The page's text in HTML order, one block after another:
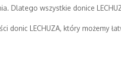
Dlatego wszystkie donice
LECHUZA, który możemy